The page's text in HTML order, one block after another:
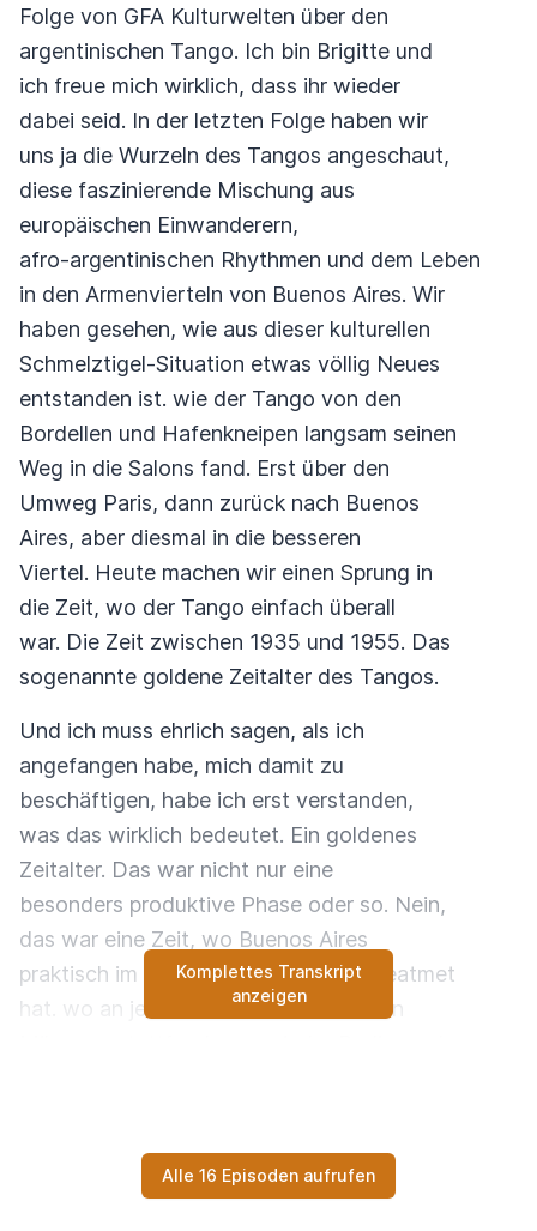
Komplettes Transkript
anzeigen
Folge von GFA Kulturwelten über den
argentinischen Tango. Ich bin Brigitte und
ich freue mich wirklich, dass ihr wieder
dabei seid. In der letzten Folge haben wir
uns ja die Wurzeln des Tangos angeschaut,
diese faszinierende Mischung aus
europäischen Einwanderern,
afro-argentinischen Rhythmen und dem Leben
in den Armenvierteln von Buenos Aires. Wir
haben gesehen, wie aus dieser kulturellen
Schmelztigel-Situation etwas völlig Neues
entstanden ist. wie der Tango von den
Bordellen und Hafenkneipen langsam seinen
Weg in die Salons fand. Erst über den
Umweg Paris, dann zurück nach Buenos
Aires, aber diesmal in die besseren
Viertel. Heute machen wir einen Sprung in
die Zeit, wo der Tango einfach überall
war. Die Zeit zwischen 1935 und 1955. Das
sogenannte goldene Zeitalter des Tangos.
Und ich muss ehrlich sagen, als ich
angefangen habe, mich damit zu
beschäftigen, habe ich erst verstanden,
was das wirklich bedeutet. Ein goldenes
Zeitalter. Das war nicht nur eine
besonders produktive Phase oder so. Nein,
das war eine Zeit, wo Buenos Aires
praktisch im Rhythmus des Tangos geatmet
hat. wo an jedem Abend Hunderte von
Ahnung, wie Taylor Swift oder so. Aber
bevor wir richtig einsteigen, was kommt
Alle 16 Episoden aufrufen